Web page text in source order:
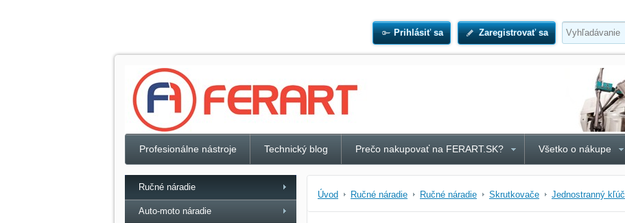
Prihlásiť sa Zaregistrovať sa
Profesionálne nástroje Technický blog Prečo nakupovať na FERART.SK? Všetko o nákupe
Úvod Ručné náradie Ručné náradie Skrutkovače Jednostranný kľúč
Ručné náradie
Auto-moto náradie